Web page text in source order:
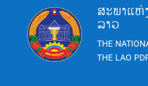
ສະພາແ
ລາວ
THE
THE LAO